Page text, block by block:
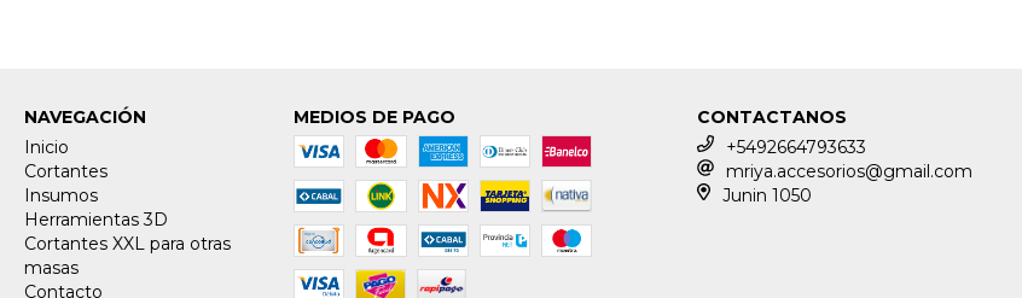
NAVEGACIÓN
Inicio
Cortantes
Insumos
Herramientas 3D
Cortantes XXL para otras
masas
Contacto
MEDIOS DE PAGO
CONTACTANOS
+5492664793633
mriya.accesorios@gmail.com
Junin 1050